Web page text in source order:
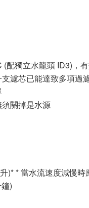
獨立水龍頭 ID3)，
濾芯已能達致多項過
關掉是水源
)* * 當水流速度減慢
)